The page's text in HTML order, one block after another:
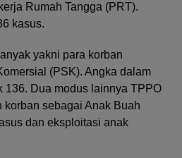
Rumah Tangga (PRT).
kasus.
yakni para korban
(PSK). Angka dalam
136. Dua modus lainnya TPPO
sebagai Anak Buah
dan eksploitasi anak